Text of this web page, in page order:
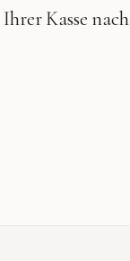
Kasse nach